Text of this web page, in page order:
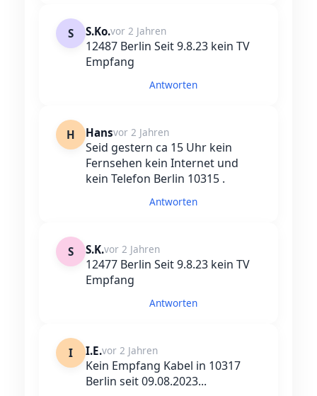
S S.Ko.vor 2 Jahren
12487 Berlin Seit 9.8.23 kein TV
Empfang
Antworten
H Hansvor 2 Jahren
Seid gestern ca 15 Uhr kein
Fernsehen kein Internet und
kein Telefon Berlin 10315 .
Antworten
S S.K.vor 2 Jahren
12477 Berlin Seit 9.8.23 kein TV
Empfang
Antworten
I I.E.vor 2 Jahren
Kein Empfang Kabel in 10317
Berlin seit 09.08.2023...